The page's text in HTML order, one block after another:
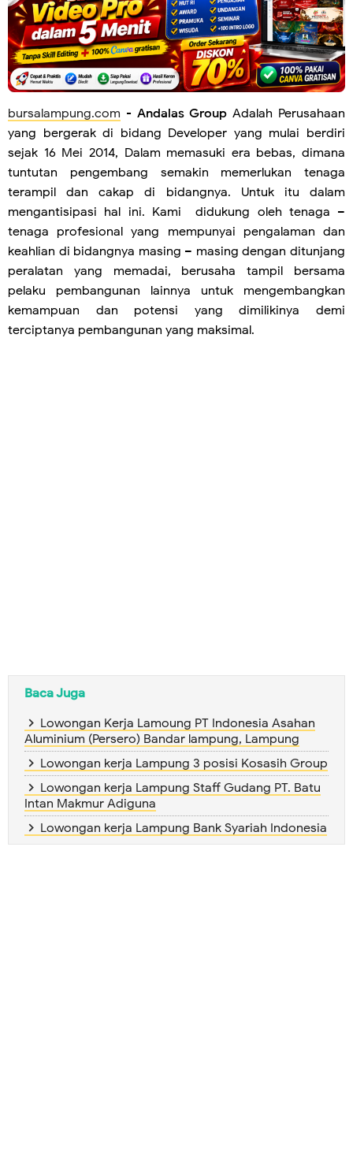
bursalampung.com - Andalas Group Adalah Perusahaan
yang bergerak di bidang Developer yang mulai berdiri
sejak 16 Mei 2014, Dalam memasuki era bebas, dimana
tuntutan pengembang semakin memerlukan tenaga
terampil dan cakap di bidangnya. Untuk itu dalam
mengantisipasi hal ini. Kami didukung oleh tenaga –
tenaga profesional yang mempunyai pengalaman dan
keahlian di bidangnya masing – masing dengan ditunjang
peralatan yang memadai, berusaha tampil bersama
pelaku pembangunan lainnya untuk mengembangkan
kemampuan dan potensi yang dimilikinya demi
terciptanya pembangunan yang maksimal.
Baca Juga
Lowongan Kerja Lamoung PT Indonesia Asahan
Aluminium (Persero) Bandar lampung, Lampung
Lowongan kerja Lampung 3 posisi Kosasih Group
Lowongan kerja Lampung Staff Gudang PT. Batu
Intan Makmur Adiguna
Lowongan kerja Lampung Bank Syariah Indonesia